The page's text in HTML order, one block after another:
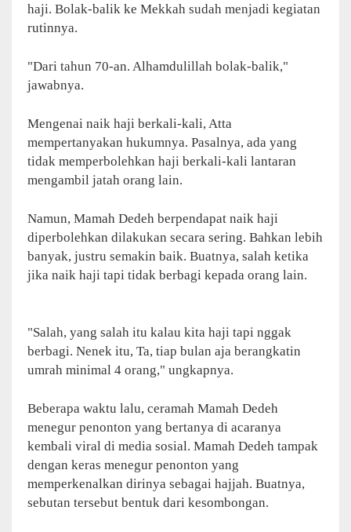
haji. Bolak-balik ke Mekkah sudah menjadi kegiatan
rutinnya.
"Dari tahun 70-an. Alhamdulillah bolak-balik,"
jawabnya.
Mengenai naik haji berkali-kali, Atta
mempertanyakan hukumnya. Pasalnya, ada yang
tidak memperbolehkan haji berkali-kali lantaran
mengambil jatah orang lain.
Namun, Mamah Dedeh berpendapat naik haji
diperbolehkan dilakukan secara sering. Bahkan lebih
banyak, justru semakin baik. Buatnya, salah ketika
jika naik haji tapi tidak berbagi kepada orang lain.
"Salah, yang salah itu kalau kita haji tapi nggak
berbagi. Nenek itu, Ta, tiap bulan aja berangkatin
umrah minimal 4 orang," ungkapnya.
Beberapa waktu lalu, ceramah Mamah Dedeh
menegur penonton yang bertanya di acaranya
kembali viral di media sosial. Mamah Dedeh tampak
dengan keras menegur penonton yang
memperkenalkan dirinya sebagai hajjah. Buatnya,
sebutan tersebut bentuk dari kesombongan.